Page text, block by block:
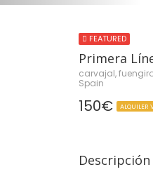
FEATURED
Primera
carvajal,
Spain
150€ ALQUILER
Descripción